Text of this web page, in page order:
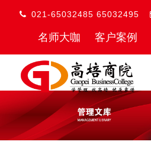
021-65032485 65032495
名师大咖 客户案例